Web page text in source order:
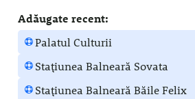
Adăugate recent:
Palatul Culturii
Stațiunea Balneară Sovata
Stațiunea Balneară Băile Felix